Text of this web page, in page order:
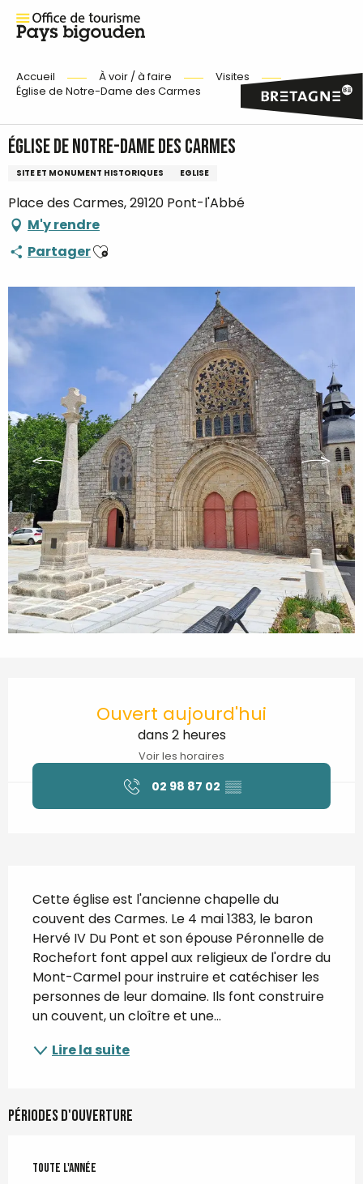
Accueil À voir / à faire
Visites
Église de Notre-Dame des Carmes
Église de Notre-Dame des Carmes
SITE ET MONUMENT HISTORIQUES EGLISE
Place des Carmes, 29120 Pont-l'Abbé
M'y rendre
PartagerAjouter aux favoris
Ouvert aujourd'hui
dans 2 heures
Voir les horaires
02 98 87 02 ▒▒
Cette église est l'ancienne chapelle du
couvent des Carmes. Le 4 mai 1383, le baron
Hervé IV Du Pont et son épouse Péronnelle de
Rochefort font appel aux religieux de l'ordre du
Mont-Carmel pour instruire et catéchiser les
personnes de leur domaine. Ils font construire
un couvent, un cloître et une...
Lire la suite
Périodes d'ouverture
Toute l'année
Toute l'année